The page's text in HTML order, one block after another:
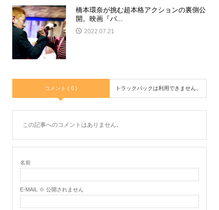
橋本環奈が挑む超本格アクションの裏側公
開。映画『バ...
2022.07.21
コメント ( 0 ) トラックバックは利用できません。
この記事へのコメントはありません。
名前
E-MAIL ※ 公開されません